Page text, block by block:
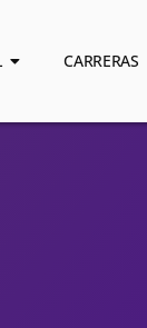
CARRERAS